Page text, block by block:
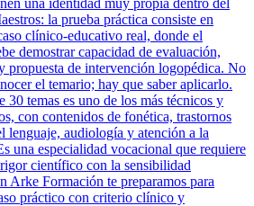
una identidad muy propia dentro del
la prueba práctica consiste en
clínico-educativo real, donde el
demostrar capacidad de evaluación,
propuesta de intervención logopédica. No
el temario; hay que saber aplicarlo.
30 temas es uno de los más técnicos y
con contenidos de fonética, trastornos
lenguaje, audiología y atención a la
una especialidad vocacional que requiere
científico con la sensibilidad
Arke Formación te preparamos para
práctico con criterio clínico y